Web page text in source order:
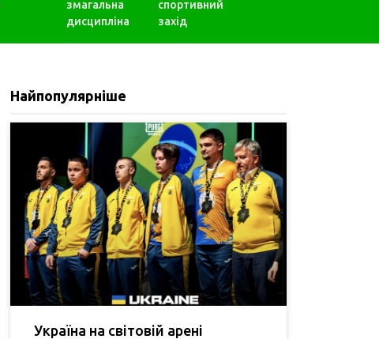
змагальна
дисципліна
спортивний
захід
Найпопулярніше
Україна на світовій арені